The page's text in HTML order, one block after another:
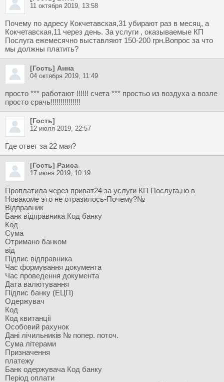
11 октября 2019, 13:58
Почему по адресу Кокчетавская,31 убирают раз в месяц, а
Кокчетавская,11 через день. За услуги , оказываемые КП
Послуга ежемесячно выставляют 150-200 грн.Вопрос за что
мы должны платить?
[Гость] Анна
04 октября 2019, 11:49
просто *** работают !!!!!! счета *** простьо из воздуха а возле
просто срачь!!!!!!!!!!!!!!!
[Гость]
12 июля 2019, 22:57
Где ответ за 22 мая?
[Гость] Раиса
17 июня 2019, 10:19
Проплатила через приват24 за услуги КП Послуга,но в
Новакоме это не отразилось-Почему?№
Відправник
Банк відправника Код банку
Код
Сума
Отримано банком
від
Підпис відправника
Час формування документа
Час проведення документа
Дата валютування
Підпис банку (ЕЦП)
Одержувач
Код
Код квитанції
Особовий рахунок
Дані лічильників № попер. поточ.
Сума літерами
Призначення
платежу
Банк одержувача Код банку
Період оплати